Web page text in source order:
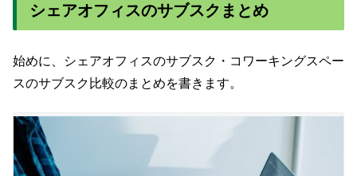
シェアオフィスのサブスクまとめ
始めに、シェアオフィスのサブスク・コワーキングスペー
スのサブスク比較のまとめを書きます。